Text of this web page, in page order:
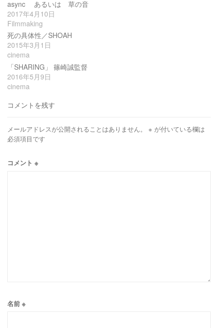
async あるいは 草の音
2017年4月10日
Filmmaking
死の具体性／SHOAH
2015年3月1日
cinema
「SHARING」 篠崎誠監督
2016年5月9日
cinema
コメントを残す
メールアドレスが公開されることはありません。 ※ が付いている欄は
必須項目です
コメント ※
名前 ※